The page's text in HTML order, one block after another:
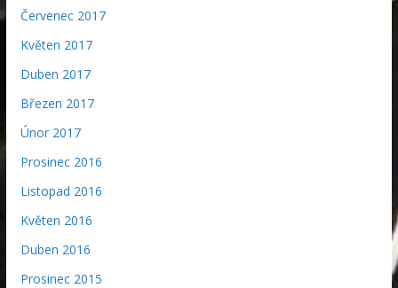
Červenec 2017
Květen 2017
Duben 2017
Březen 2017
Únor 2017
Prosinec 2016
Listopad 2016
Květen 2016
Duben 2016
Prosinec 2015